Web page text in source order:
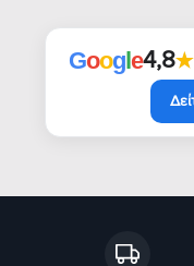
Googl e4,8